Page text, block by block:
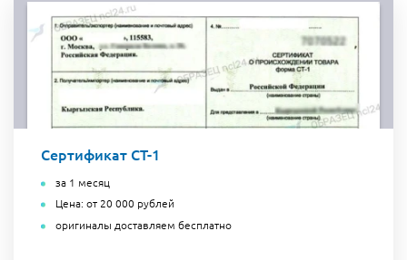
Сертификат СТ-1
за 1 месяц
Цена: от 20 000 рублей
оригиналы доставляем бесплатно